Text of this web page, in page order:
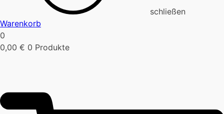
schließen
Warenkorb
0
0,00 € 0 Produkte